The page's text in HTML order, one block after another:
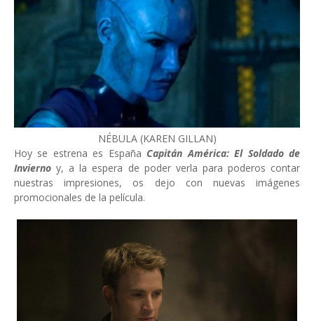
NÉBULA (KAREN GILLAN)
Hoy se estrena es España Capitán América: El Soldado de
Invierno y, a la espera de poder verla para poderos contar
nuestras impresiones, os dejo con nuevas imágenes
promocionales de la película.